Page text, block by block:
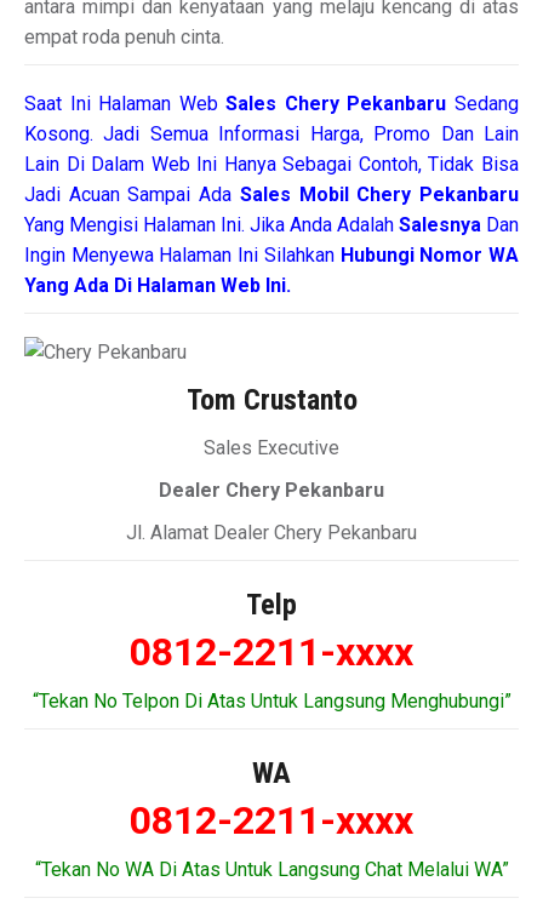
antara mimpi dan kenyataan yang melaju kencang di atas
empat roda penuh cinta.
Saat Ini Halaman WebSales Chery PekanbaruSedang
Kosong. Jadi Semua Informasi Harga, Promo Dan Lain
Lain Di Dalam Web Ini Hanya Sebagai Contoh, Tidak Bisa
Jadi Acuan Sampai Ada Sales Mobil Chery Pekanbaru
Yang Mengisi Halaman Ini. Jika Anda Adalah Salesnya Dan
Ingin Menyewa Halaman Ini Silahkan Hubungi Nomor WA
Yang Ada Di Halaman Web Ini.
Tom Crustanto
Sales Executive
Dealer Chery Pekanbaru
Jl. Alamat Dealer Chery Pekanbaru
Telp
0812-2211-xxxx
“Tekan No Telpon Di Atas Untuk Langsung Menghubungi”
WA
0812-2211-xxxx
“Tekan No WA Di Atas Untuk Langsung Chat Melalui WA”